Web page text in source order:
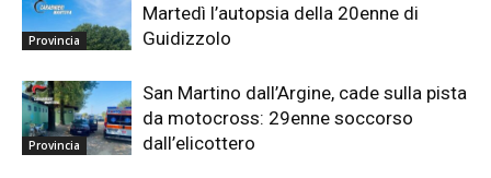
Provincia
Martedì l’autopsia della 20enne di
Guidizzolo
Provincia
San Martino dall’Argine, cade sulla pista
da motocross: 29enne soccorso
dall’elicottero